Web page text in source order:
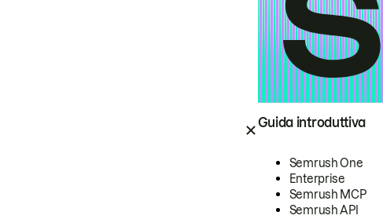
Guida introduttiva
Semrush One
Enterprise
Semrush MCP
Semrush API